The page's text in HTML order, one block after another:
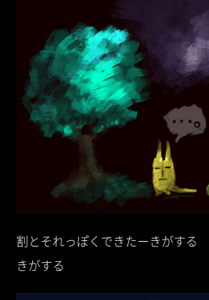
割とそれっぽくできたーきがする
きがする